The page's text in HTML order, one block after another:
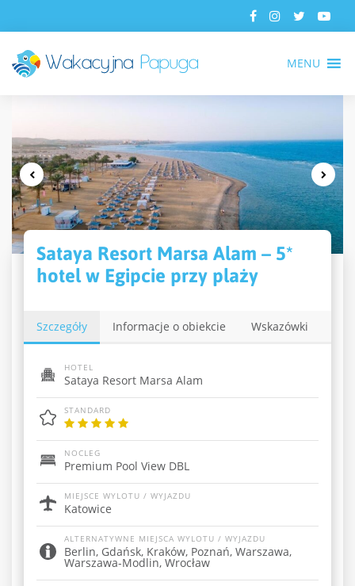
MENU
Sataya Resort Marsa Alam – 5*
hotel w Egipcie przy plaży
Szczegóły Informacje o obiekcie Wskazówki
HOTEL
Sataya Resort Marsa Alam
STANDARD
NOCLEG
Premium Pool View DBL
MIEJSCE WYLOTU / WYJAZDU
Katowice
ALTERNATYWNE MIEJSCA WYLOTU / WYJAZDU
Berlin, Gdańsk, Kraków, Poznań, Warszawa,
Warszawa-Modlin, Wrocław